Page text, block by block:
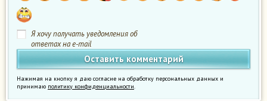
Я хочу получать уведомления об
ответах на e-mail
Нажимая на кнопку я даю согласие на обработку персональных данных и
принимаю политику конфиденциальности.